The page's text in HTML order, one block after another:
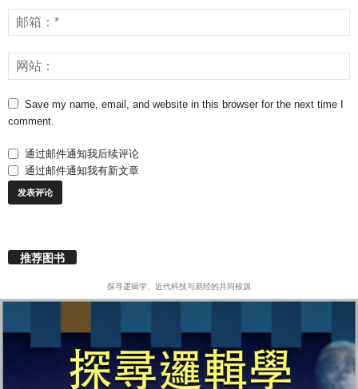
Save my name, email, and website in this browser for the next time I
comment.
通过邮件通知我后续评论
通过邮件通知我有新文章
推荐图书
探寻逻辑学、近代科技与易经的共同根源